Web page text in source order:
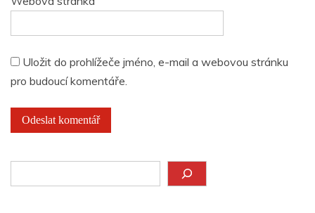
Uložit do prohlížeče jméno, e-mail a webovou stránku
pro budoucí komentáře.